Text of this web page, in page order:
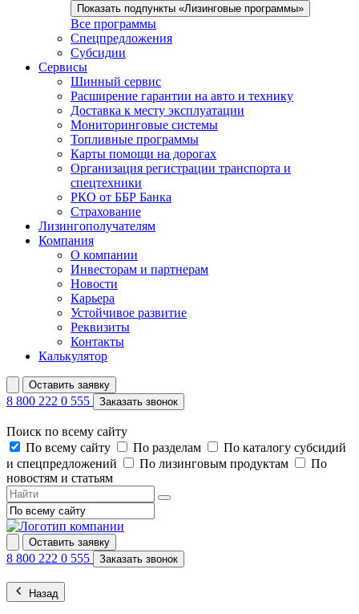
Показать подпункты «Лизинговые программы»
Все программы
Спецпредложения
Субсидии
Сервисы
Шинный сервис
Расширение гарантии на авто и технику
Доставка к месту эксплуатации
Мониторинговые системы
Топливные программы
Карты помощи на дорогах
Организация регистрации транспорта и
спецтехники
РКО от ББР Банка
Страхование
Лизингополучателям
Компания
О компании
Инвесторам и партнерам
Новости
Карьера
Устойчивое развитие
Реквизиты
Контакты
Калькулятор
Оставить заявку
8 800 222 0 555 Заказать звонок
Поиск по всему сайту
По всему сайту
По разделам
По каталогу субсидий
и спецпредложений
По лизинговым продуктам
По
новостям и статьям
Оставить заявку
8 800 222 0 555 Заказать звонок
Назад